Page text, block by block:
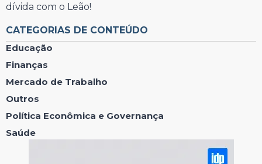
dívida com o Leão!
CATEGORIAS DE CONTEÚDO
Educação
Finanças
Mercado de Trabalho
Outros
Política Econômica e Governança
Saúde